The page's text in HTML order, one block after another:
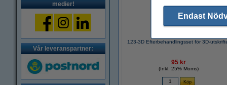
medier!
Vår leveranspartner:
123-3D Efterbehandlingsset för 3D-
95 kr
(Inkl. 25% Moms)
Endast